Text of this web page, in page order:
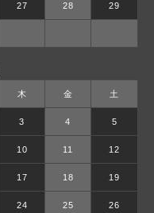
27 28 29
木 金 土
3 4 5
10 11 12
17 18 19
24 25 26